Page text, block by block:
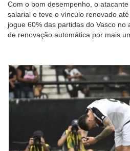
Com o bom desempenho, o
salarial e teve o vínculo renovado
jogue 60% das partidas do Vasco no
de renovação automática por mais